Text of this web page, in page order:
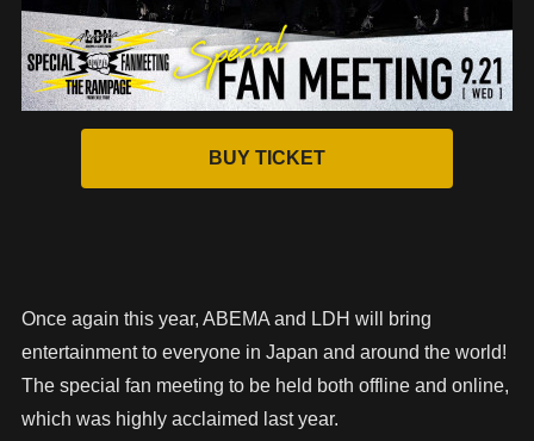
Once again this year, ABEMA and LDH will bring
entertainment to everyone in Japan and around the world!
The special fan meeting to be held both offline and online,
which was highly acclaimed last year.